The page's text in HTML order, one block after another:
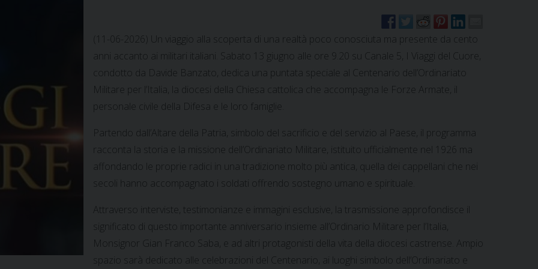
(11-06-2026) Un viaggio alla scoperta di una realtà poco conosciuta ma presente da cento
anni accanto ai militari italiani. Sabato 13 giugno alle ore 9.20 su Canale 5, I Viaggi del Cuore,
condotto da Davide Banzato, dedica una puntata speciale al Centenario dell’Ordinariato
Militare per l’Italia, la diocesi della Chiesa cattolica che accompagna le Forze Armate, il
personale civile della Difesa e le loro famiglie.
Partendo dall’Altare della Patria, simbolo del sacrificio e del servizio al Paese, il programma
racconta la storia e la missione dell’Ordinariato Militare, istituito ufficialmente nel 1926 ma
affondando le proprie radici in una tradizione molto più antica, quella dei cappellani che nei
secoli hanno accompagnato i soldati offrendo sostegno umano e spirituale.
Attraverso interviste, testimonianze e immagini esclusive, la trasmissione approfondisce il
significato di questo importante anniversario insieme all’Ordinario Militare per l’Italia,
Monsignor Gian Franco Saba, e ad altri protagonisti della vita della diocesi castrense. Ampio
spazio sarà dedicato alle celebrazioni del Centenario, ai luoghi simbolo dell’Ordinariato e